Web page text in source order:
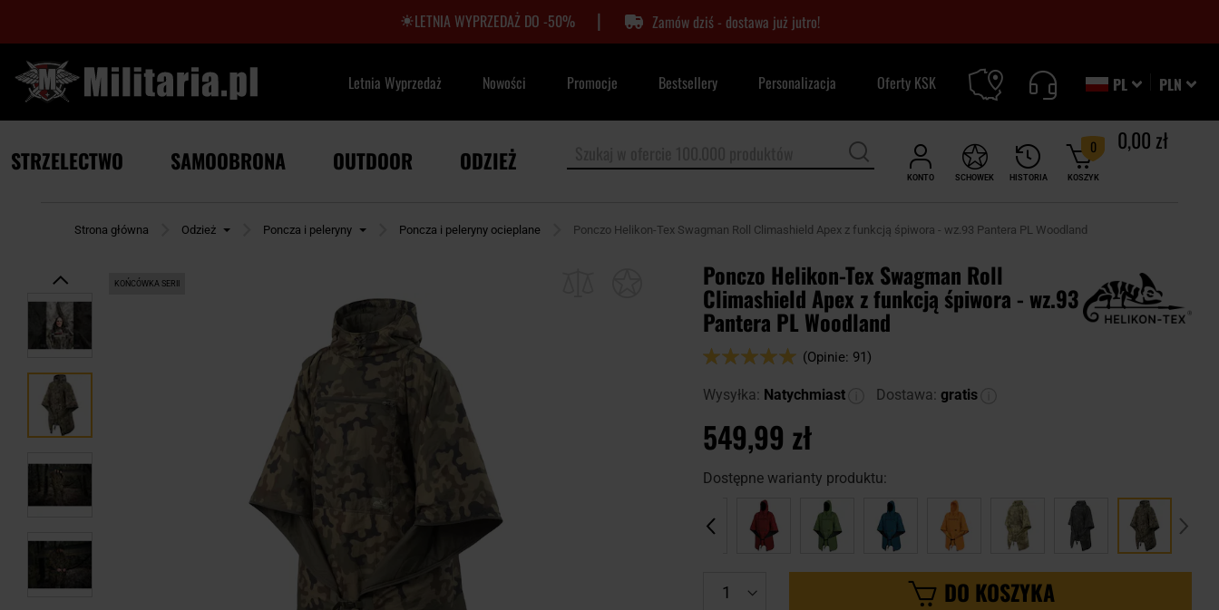
LETNIA WYPRZEDAŻ DO -50% | Zamów dziś - dostawa już jutro!
PLN
PL
Letnia Wyprzedaż Nowości Promocje Bestsellery Personalizacja Oferty KSK
KONTO HISTORIA
SCHOWEK KOSZYK
0 0,00 zł
STRZELECTWO SAMOOBRONA OUTDOOR ODZIEŻ
Strona główna Odzież Poncza i peleryny Poncza i peleryny ocieplane Ponczo Helikon-Tex Swagman Roll Climashield Apex z funkcją śpiwora - wz.93 Pantera PL Woodland
KOŃCÓWKA SERII Ponczo Helikon-Tex Swagman Roll
Climashield Apex z funkcją śpiwora - wz.93
Pantera PL Woodland
Ocena:
(Opinie: 91)
Wysyłka: Natychmiast Dostawa: gratis
549,99 zł
Dostępne warianty produktu:
DO KOSZYKA